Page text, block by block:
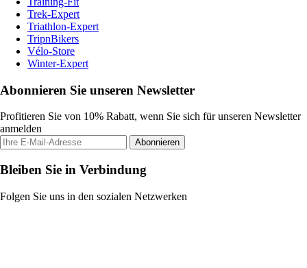
Trek-Expert
Triathlon-Expert
TripnBikers
Vélo-Store
Winter-Expert
Abonnieren Sie unseren Newsletter
Profitieren Sie von 10% Rabatt, wenn Sie sich für unseren Newsletter
anmelden
Abonnieren
Bleiben Sie in Verbindung
Folgen Sie uns in den sozialen Netzwerken